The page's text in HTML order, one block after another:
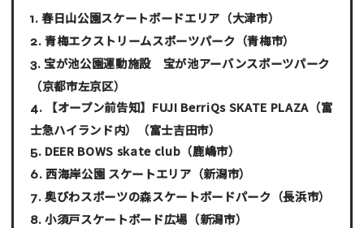
春日山公園スケートボードエリア （大津市）
青梅エクストリームスポーツパーク （青梅市）
宝が池公園運動施設 宝が池アーバンスポーツパーク
（京都市左京区）
【オープン前告知】FUJI BerriQs SKATE PLAZA（富
士急ハイランド内）
（富士吉田市）
DEER BOWS skate club （鹿嶋市）
西海岸公園 スケートエリア （新潟市）
奥びわスポーツの森スケートボードパーク （長浜市）
小須戸スケートボード広場 （新潟市）